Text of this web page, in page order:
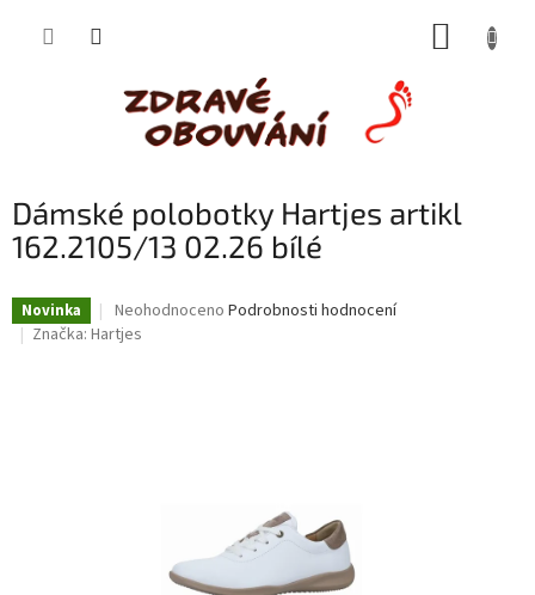
Dámské polobotky Hartjes artikl
162.2105/13 02.26 bílé
Novinka
Průměrné
hodnocení
Neohodnoceno Podrobnosti hodnocení
Značka: Hartjes